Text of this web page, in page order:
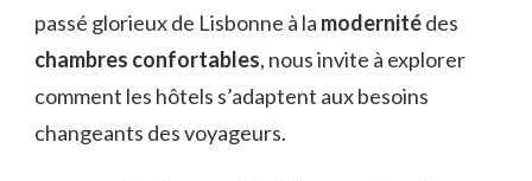
passé glorieux de Lisbonne à la modernitédes
chambres confortables, nous invite à explorer
comment les hôtels s’adaptent aux besoins
changeants des voyageurs.